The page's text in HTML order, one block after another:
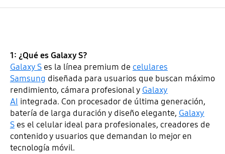
1: ¿Qué es Galaxy S?
Galaxy Ses la línea premium de celulares
Samsung diseñada para usuarios que buscan máximo
rendimiento, cámara profesional y Galaxy
AI integrada. Con procesador de última generación,
batería de larga duración y diseño elegante, Galaxy
Ses el celular ideal para profesionales, creadores de
contenido y usuarios que demandan lo mejor en
tecnología móvil.